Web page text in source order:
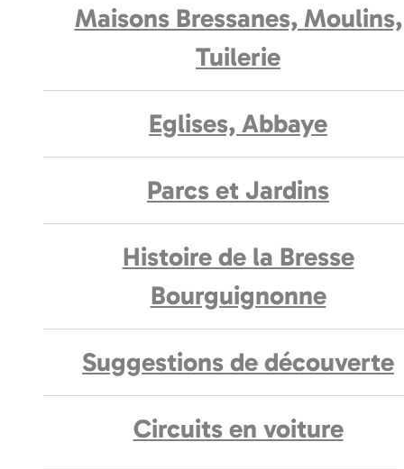
Maisons Bressanes, Moulins,
Tuilerie
Eglises, Abbaye
Parcs et Jardins
Histoire de la Bresse
Bourguignonne
Suggestions de découverte
Circuits en voiture